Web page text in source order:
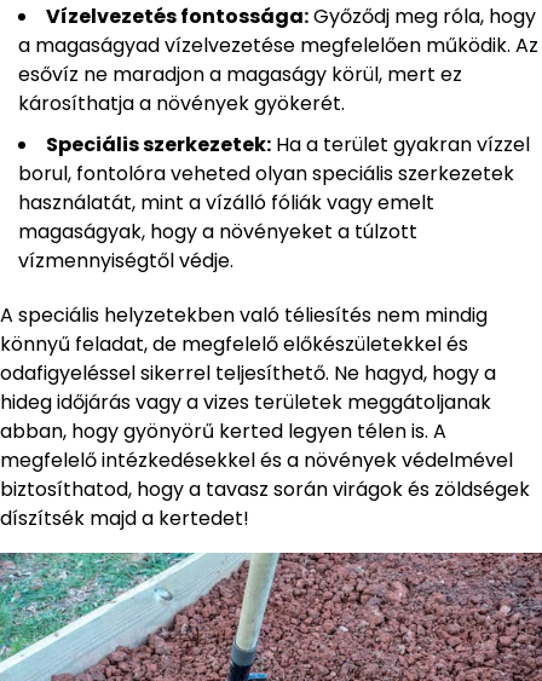
Vízelvezetés fontossága:Győződj meg róla, hogy
a magaságyad vízelvezetése megfelelően működik. Az
esővíz ne maradjon a magaságy körül, mert ez
károsíthatja a növények gyökerét.
Speciális szerkezetek: Ha a terület gyakran vízzel
borul, fontolóra veheted olyan speciális szerkezetek
használatát, mint a vízálló fóliák vagy emelt
magaságyak, hogy a növényeket a túlzott
vízmennyiségtől védje.
A speciális helyzetekben való téliesítés nem mindig
könnyű feladat, de megfelelő előkészületekkel és
odafigyeléssel sikerrel teljesíthető. Ne hagyd, hogy a
hideg időjárás vagy a vizes területek meggátoljanak
abban, hogy gyönyörű kerted legyen télen is. A
megfelelő intézkedésekkel és a növények védelmével
biztosíthatod, hogy a tavasz során virágok és zöldségek
díszítsék majd a kertedet!